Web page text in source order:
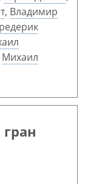
, Владимир
Михаил